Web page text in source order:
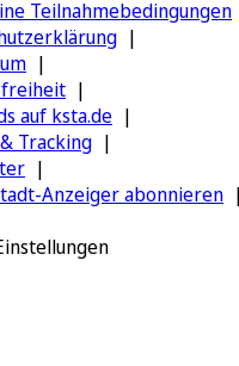
Teilnahmebedingungen
auf ksta.de
Tracking
Anzeiger abonnieren